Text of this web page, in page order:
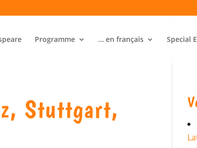
Programme … en français Special
Stuttgart,